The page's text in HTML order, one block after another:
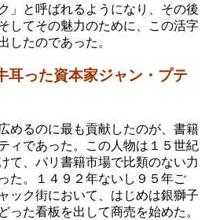
」と呼ばれるようになり、その後
してその魅力のために、この活字
したのであった。
耳った資本家ジャン・プテ
めるのに最も貢献したのが、書籍
ィであった。この人物は１５世紀
て、パリ書籍市場で比類のない力
た。１４９２年ないし９５年ご
ック街において、はじめは銀獅子
った看板を出して商売を始めた。